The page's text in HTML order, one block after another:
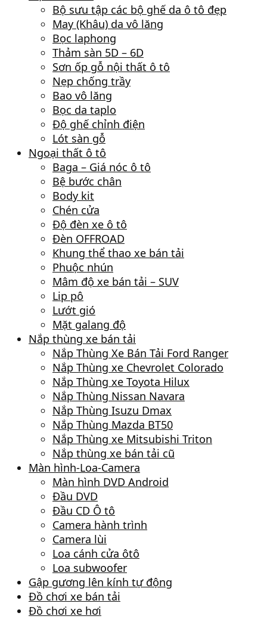
Bộ sưu tập các bộ ghế da ô tô đẹp
May (Khâu) da vô lăng
Bọc laphong
Thảm sàn 5D – 6D
Sơn ốp gỗ nội thất ô tô
Nẹp chống trầy
Bao vô lăng
Bọc da taplo
Độ ghế chỉnh điện
Lót sàn gỗ
Ngoại thất ô tô
Baga – Giá nóc ô tô
Bệ bước chân
Body kit
Chén cửa
Độ đèn xe ô tô
Đèn OFFROAD
Khung thể thao xe bán tải
Phuộc nhún
Mâm độ xe bán tải – SUV
Lip pô
Lướt gió
Mặt galang độ
Nắp thùng xe bán tải
Nắp Thùng Xe Bán Tải Ford Ranger
Nắp Thùng xe Chevrolet Colorado
Nắp Thùng xe Toyota Hilux
Nắp Thùng Nissan Navara
Nắp Thùng Isuzu Dmax
Nắp Thùng Mazda BT50
Nắp Thùng xe Mitsubishi Triton
Nắp thùng xe bán tải cũ
Màn hình-Loa-Camera
Màn hình DVD Android
Đầu DVD
Đầu CD Ô tô
Camera hành trình
Camera lùi
Loa cánh cửa ôtô
Loa subwoofer
Gập gương lên kính tự động
Đồ chơi xe bán tải
Đồ chơi xe hơi